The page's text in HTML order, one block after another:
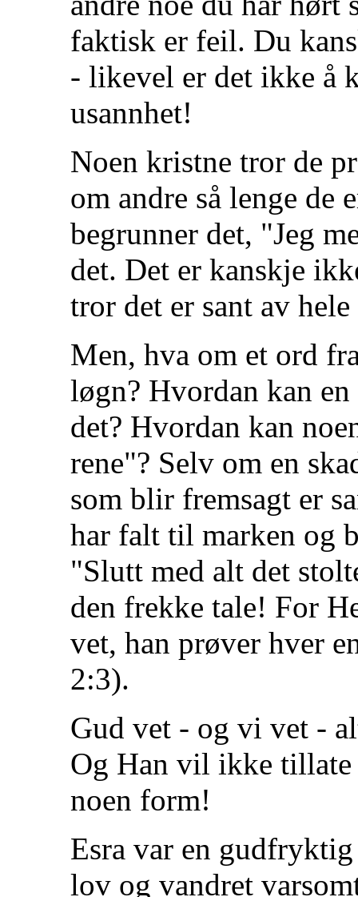
faktisk er feil. Du
- likevel er det ikke å
usannhet!
Noen kristne tror de
om andre så lenge de
begrunner det, "Jeg
det. Det er kanskje
tror det er sant av
Men, hva om et ord
løgn? Hvordan kan
det? Hvordan kan
rene"? Selv om en
som blir fremsagt er
har falt til marken og
"Slutt med alt det
den frekke tale! For
vet, han prøver hver
2:3).
Gud vet - og vi vet -
Og Han vil ikke tillate
noen form!
Esra var en
lov og vandret